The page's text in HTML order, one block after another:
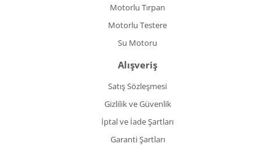
Motorlu Tırpan
Motorlu Testere
Su Motoru
Alışveriş
Satış Sözleşmesi
Gizlilik ve Güvenlik
İptal ve İade Şartları
Garanti Şartları